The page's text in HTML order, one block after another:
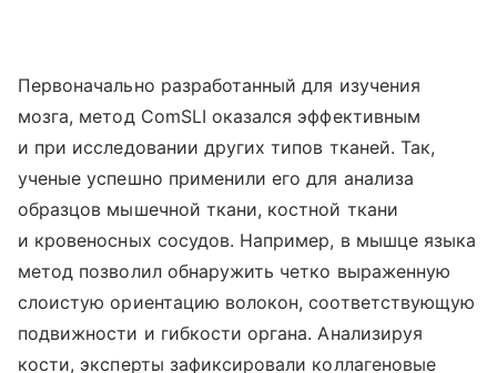
Первоначально разработанный для изучения
мозга, метод ComSLI оказался эффективным
и при исследовании других типов тканей. Так,
ученые успешно применили его для анализа
образцов мышечной ткани, костной ткани
и кровеносных сосудов. Например, в мышце языка
метод позволил обнаружить четко выраженную
слоистую ориентацию волокон, соответствующую
подвижности и гибкости органа. Анализируя
кости, эксперты зафиксировали коллагеновые